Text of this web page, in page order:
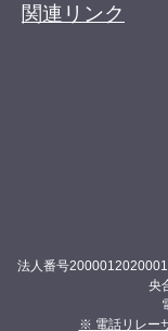
関連リンク
法人番号
央
※ 電話リレー